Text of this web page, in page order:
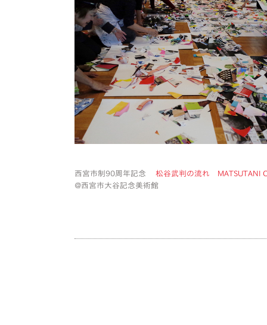
西宮市制90周年記念 松谷武判の流れ MATSUTANI
@西宮市大谷記念美術館